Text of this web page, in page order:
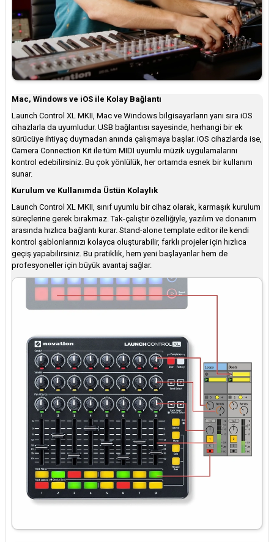
Mac, Windows ve iOS ile Kolay Bağlantı
Launch Control XL MKII, Mac ve Windows bilgisayarların yanı sıra iOS
cihazlarla da uyumludur. USB bağlantısı sayesinde, herhangi bir ek
sürücüye ihtiyaç duymadan anında çalışmaya başlar. iOS cihazlarda ise,
Camera Connection Kit ile tüm MIDI uyumlu müzik uygulamalarını
kontrol edebilirsiniz. Bu çok yönlülük, her ortamda esnek bir kullanım
sunar.
Kurulum ve Kullanımda Üstün Kolaylık
Launch Control XL MKII, sınıf uyumlu bir cihaz olarak, karmaşık kurulum
süreçlerine gerek bırakmaz. Tak-çalıştır özelliğiyle, yazılım ve donanım
arasında hızlıca bağlantı kurar. Stand-alone template editor ile kendi
kontrol şablonlarınızı kolayca oluşturabilir, farklı projeler için hızlıca
geçiş yapabilirsiniz. Bu pratiklik, hem yeni başlayanlar hem de
profesyoneller için büyük avantaj sağlar.